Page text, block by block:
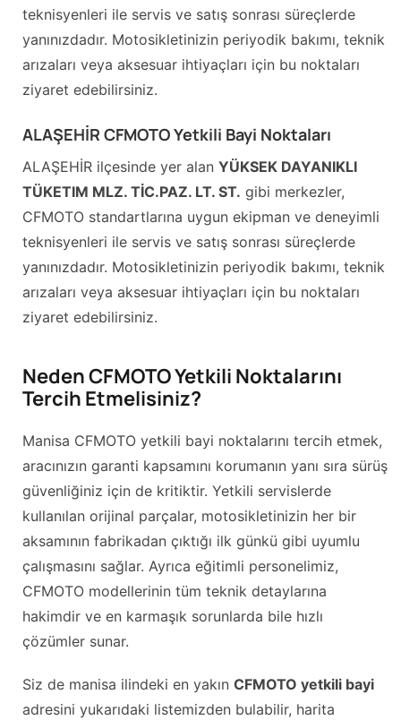
teknisyenleri ile servis ve satış sonrası süreçlerde
yanınızdadır. Motosikletinizin periyodik bakımı, teknik
arızaları veya aksesuar ihtiyaçları için bu noktaları
ziyaret edebilirsiniz.
ALAŞEHİR CFMOTO Yetkili Bayi Noktaları
ALAŞEHİR ilçesinde yer alan YÜKSEK DAYANIKLI
TÜKETIM MLZ. TİC.PAZ. LT. ST. gibi merkezler,
CFMOTO standartlarına uygun ekipman ve deneyimli
teknisyenleri ile servis ve satış sonrası süreçlerde
yanınızdadır. Motosikletinizin periyodik bakımı, teknik
arızaları veya aksesuar ihtiyaçları için bu noktaları
ziyaret edebilirsiniz.
Neden CFMOTO Yetkili Noktalarını
Tercih Etmelisiniz?
Manisa CFMOTO yetkili bayi noktalarını tercih etmek,
aracınızın garanti kapsamını korumanın yanı sıra sürüş
güvenliğiniz için de kritiktir. Yetkili servislerde
kullanılan orijinal parçalar, motosikletinizin her bir
aksamının fabrikadan çıktığı ilk günkü gibi uyumlu
çalışmasını sağlar. Ayrıca eğitimli personelimiz,
CFMOTO modellerinin tüm teknik detaylarına
hakimdir ve en karmaşık sorunlarda bile hızlı
çözümler sunar.
Siz de manisa ilindeki en yakın CFMOTO yetkili bayi
adresini yukarıdaki listemizden bulabilir, harita